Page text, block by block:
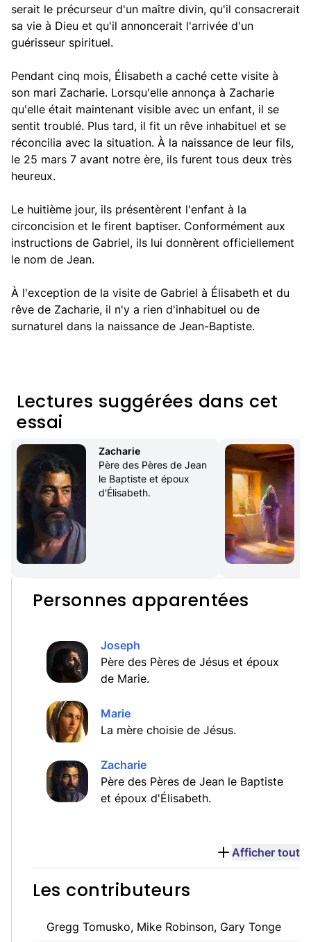
serait le précurseur d'un maître divin, qu'il consacrerait
sa vie à Dieu et qu'il annoncerait l'arrivée d'un
guérisseur spirituel.
Pendant cinq mois, Élisabeth a caché cette visite à
son mari Zacharie. Lorsqu'elle annonça à Zacharie
qu'elle était maintenant visible avec un enfant, il se
sentit troublé. Plus tard, il fit un rêve inhabituel et se
réconcilia avec la situation. À la naissance de leur fils,
le 25 mars 7 avant notre ère, ils furent tous deux très
heureux.
Le huitième jour, ils présentèrent l'enfant à la
circoncision et le firent baptiser. Conformément aux
instructions de Gabriel, ils lui donnèrent officiellement
le nom de Jean.
À l'exception de la visite de Gabriel à Élisabeth et du
rêve de Zacharie, il n'y a rien d'inhabituel ou de
surnaturel dans la naissance de Jean-Baptiste.
Lectures suggérées dans cet
essai
Zacharie
Père des Pères de Jean
le Baptiste et époux
d'Élisabeth.
Personnes apparentées
Joseph
Père des Pères de Jésus et époux
de Marie.
Marie
La mère choisie de Jésus.
Zacharie
Père des Pères de Jean le Baptiste
et époux d'Élisabeth.
Afficher tout
Les contributeurs
Gregg Tomusko, Mike Robinson, Gary Tonge